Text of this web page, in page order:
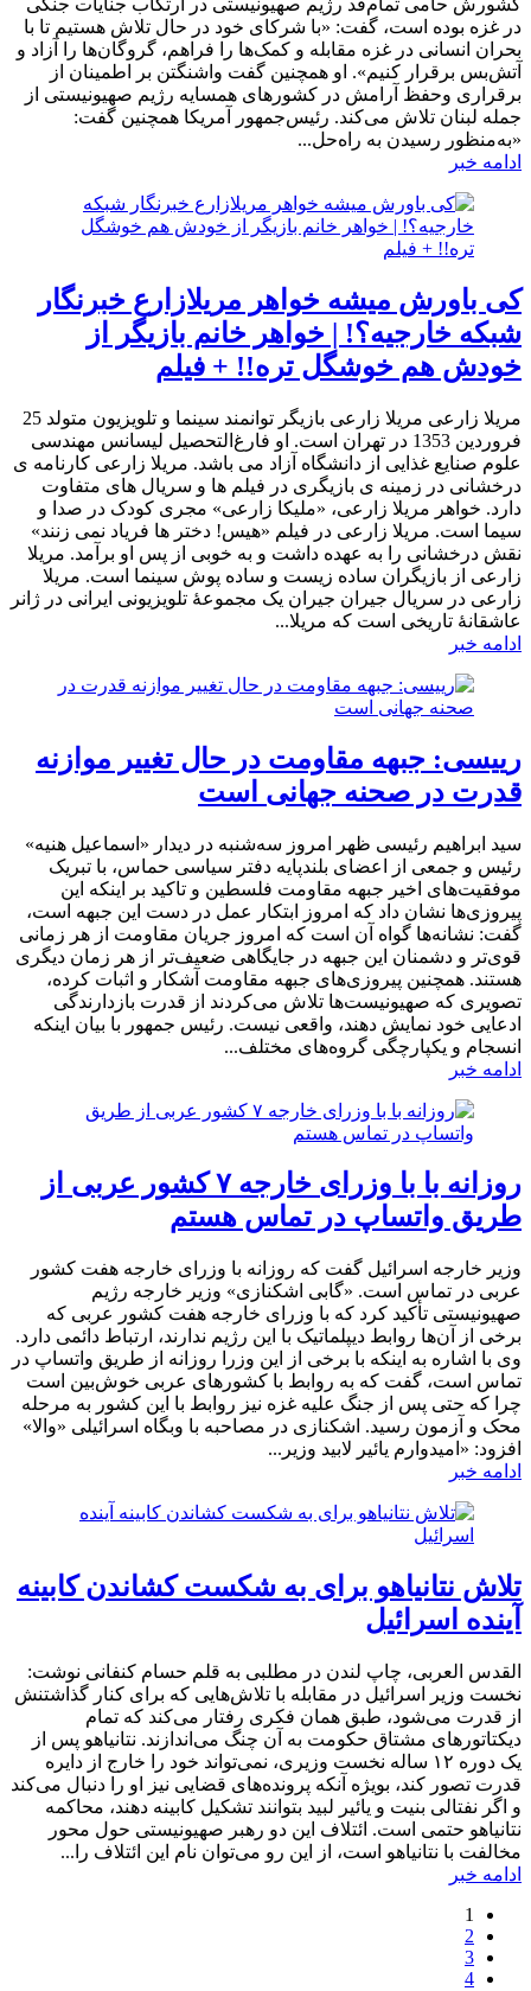
در غزه بوده است، گفت: «با شرکای خود در حال تلاش هستیم تا با
بحران انسانی در غزه مقابله و کمک‌ها را فراهم، گروگان‌ها را آزاد و
آتش‌بس برقرار کنیم». او همچنین گفت واشنگتن بر اطمینان از
برقراری وحفظ آرامش در کشورهای همسایه رژیم صهیونیستی از
جمله لبنان تلاش می‌کند. رئیس‌جمهور آمریکا همچنین گفت:
«به‌منظور رسیدن به راه‌حل...
ادامه خبر
کی باورش میشه خواهر مریلازارع خبرنگار
شبکه خارجیه؟! | خواهر خانم بازیگر از
خودش هم خوشگل تره!! + فیلم
مریلا زارعی مریلا زارعی بازیگر توانمند سینما و تلویزیون متولد 25
فروردین 1353 در تهران است. او فارغ‌التحصیل لیسانس مهندسی
علوم صنایع غذایی از دانشگاه آزاد می باشد. مریلا زارعی کارنامه ی
درخشانی در زمینه ی بازیگری در فیلم ها و سریال های متفاوت
دارد. خواهر مریلا زارعی، «ملیکا زارعی» مجری کودک در صدا و
سیما است. مریلا زارعی در فیلم «هیس! دختر ها فریاد نمی زنند»
نقش درخشانی را به عهده داشت و به خوبی از پس او برآمد. مریلا
زارعی از بازیگران ساده زیست و ساده پوش سینما است. مریلا
زارعی در سریال جیران جیران یک مجموعهٔ تلویزیونی ایرانی در ژانر
عاشقانهٔ تاریخی است که مریلا...
ادامه خبر
رییسی: جبهه مقاومت در حال تغییر موازنه
قدرت در صحنه جهانی است
سید ابراهیم رئیسی ظهر امروز سه‌شنبه در دیدار «اسماعیل هنیه»
رئیس و جمعی از اعضای بلندپایه دفتر سیاسی حماس، با تبریک
موفقیت‌های اخیر جبهه مقاومت فلسطین و تاکید بر اینکه این
پیروزی‌ها نشان داد که امروز ابتکار عمل در دست این جبهه است،
گفت: نشانه‌ها گواه آن است که امروز جریان مقاومت از هر زمانی
قوی‌تر و دشمنان این جبهه در جایگاهی ضعیف‌تر از هر زمان دیگری
هستند. همچنین پیروزی‌های جبهه مقاومت آشکار و اثبات کرده،
تصویری که صهیونیست‌ها تلاش می‌کردند از قدرت بازدارندگی
ادعایی خود نمایش دهند، واقعی نیست. رئیس جمهور با بیان اینکه
انسجام و یکپارچگی گروه‌های مختلف...
ادامه خبر
روزانه با با وزرای خارجه ۷ کشور عربی از
طریق واتساپ در تماس هستم
وزیر خارجه اسرائیل گفت که روزانه با وزرای خارجه هفت کشور
عربی در تماس است. «گابی اشکنازی» وزیر خارجه رژیم
صهیونیستی تأکید کرد که با وزرای خارجه هفت کشور عربی که
برخی از آن‌ها روابط دیپلماتیک با این رژیم ندارند، ارتباط دائمی دارد.
وی با اشاره به اینکه با برخی از این وزرا روزانه از طریق واتساپ در
تماس است، گفت که به روابط با کشورهای عربی خوش‌بین است
چرا که حتی پس از جنگ علیه غزه نیز روابط با این کشور به مرحله
محک و آزمون رسید. اشکنازی در مصاحبه با وبگاه اسرائیلی «والا»
افزود: «امیدوارم یائیر لابید وزیر...
ادامه خبر
تلاش نتانیاهو برای به شکست کشاندن کابینه
آینده اسرائیل
القدس العربی، چاپ لندن در مطلبی به قلم حسام کنفانی نوشت:
نخست وزیر اسرائیل در مقابله با تلاش‌هایی که برای کنار گذاشتنش
از قدرت می‌شود، طبق همان فکری رفتار می‌کند که تمام
دیکتاتور‌های مشتاق حکومت به آن چنگ می‌اندازند. نتانیاهو پس از
یک دوره ۱۲ ساله نخست وزیری، نمی‌تواند خود را خارج از دایره
قدرت تصور کند، بویژه آنکه پرونده‌های قضایی نیز او را دنبال می‌کند
و اگر نفتالی بنیت و یائیر لبید بتوانند تشکیل کابینه دهند، محاکمه
نتانیاهو حتمی است. ائتلاف این دو رهبر صهیونیستی حول محور
مخالفت با نتانیاهو است، از این رو می‌توان نام این ائتلاف را...
ادامه خبر
1
2
3
4